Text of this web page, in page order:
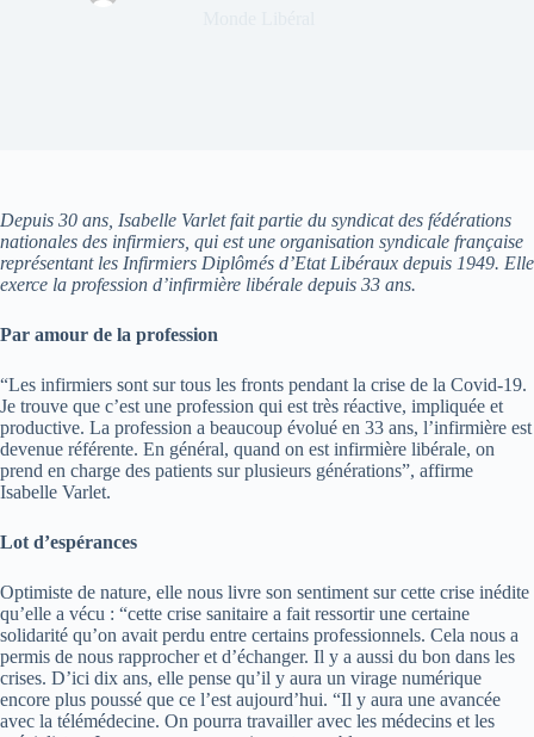
Depuis 30 ans, Isabelle Varlet fait partie du syndicat des fédérations
nationales des infirmiers, qui est une organisation syndicale française
représentant les Infirmiers Diplômés d’Etat Libéraux depuis 1949. Elle
exerce la profession d’infirmière libérale depuis 33 ans.
Par amour de la profession
“Les infirmiers sont sur tous les fronts pendant la crise de la Covid-19.
Je trouve que c’est une profession qui est très réactive, impliquée et
productive. La profession a beaucoup évolué en 33 ans, l’infirmière est
devenue référente. En général, quand on est infirmière libérale, on
prend en charge des patients sur plusieurs générations”, affirme
Isabelle Varlet.
Lot d’espérances
Optimiste de nature, elle nous livre son sentiment sur cette crise inédite
qu’elle a vécu : “cette crise sanitaire a fait ressortir une certaine
solidarité qu’on avait perdu entre certains professionnels. Cela nous a
permis de nous rapprocher et d’échanger. Il y a aussi du bon dans les
crises. D’ici dix ans, elle pense qu’il y aura un virage numérique
encore plus poussé que ce l’est aujourd’hui. “Il y aura une avancée
avec la télémédecine. On pourra travailler avec les médecins et les